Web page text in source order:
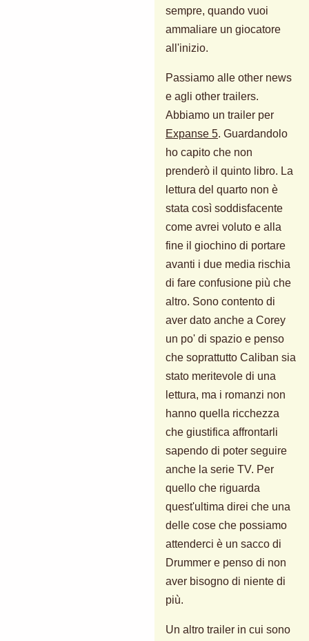
sempre, quando vuoi
ammaliare un giocatore
all'inizio.
Passiamo alle other news
e agli other trailers.
Abbiamo un trailer per
Expanse 5. Guardandolo
ho capito che non
prenderò il quinto libro. La
lettura del quarto non è
stata così soddisfacente
come avrei voluto e alla
fine il giochino di portare
avanti i due media rischia
di fare confusione più che
altro. Sono contento di
aver dato anche a Corey
un po' di spazio e penso
che soprattutto Caliban sia
stato meritevole di una
lettura, ma i romanzi non
hanno quella ricchezza
che giustifica affrontarli
sapendo di poter seguire
anche la serie TV. Per
quello che riguarda
quest'ultima direi che una
delle cose che possiamo
attenderci è un sacco di
Drummer e penso di non
aver bisogno di niente di
più.
Un altro trailer in cui sono